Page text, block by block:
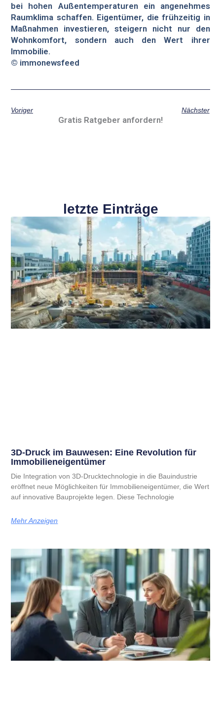
bei hohen Außentemperaturen ein angenehmes
Raumklima schaffen. Eigentümer, die frühzeitig in
Maßnahmen investieren, steigern nicht nur den
Wohnkomfort, sondern auch den Wert ihrer
Immobilie.
© immonewsfeed
Voriger Nächster
Gratis Ratgeber anfordern!
letzte Einträge
3D-Druck im Bauwesen: Eine Revolution für
Immobilieneigentümer
Die Integration von 3D-Drucktechnologie in die Bauindustrie
eröffnet neue Möglichkeiten für Immobilieneigentümer, die Wert
auf innovative Bauprojekte legen. Diese Technologie
Mehr Anzeigen